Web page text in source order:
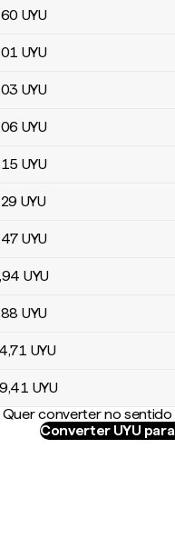
UYU
UYU
UYU
UYU
UYU
UYU
UYU
,94 UYU
UYU
,71 UYU
,41 UYU
Quer converter no
Converter UYU para